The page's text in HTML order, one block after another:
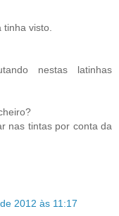
visto.
nestas latinhas
nas tintas por conta da
2012 às 11:17